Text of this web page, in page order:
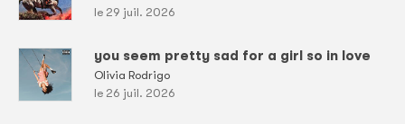
le 29 juil. 2026
you seem pretty sad for a girl so in love
Olivia Rodrigo
le 26 juil. 2026